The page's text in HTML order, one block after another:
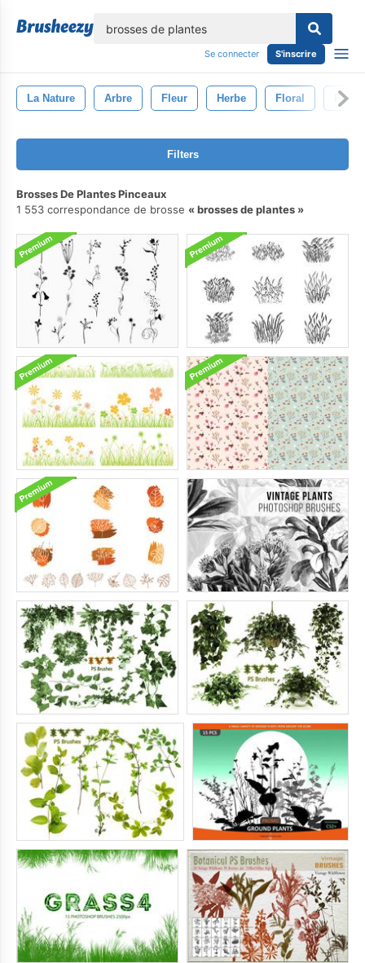
Se connecter S'inscrire
La Nature Arbre Fleur Herbe Floral
Filters
Brosses De Plantes Pinceaux
1 553 correspondance de brosse
brosses de plantes